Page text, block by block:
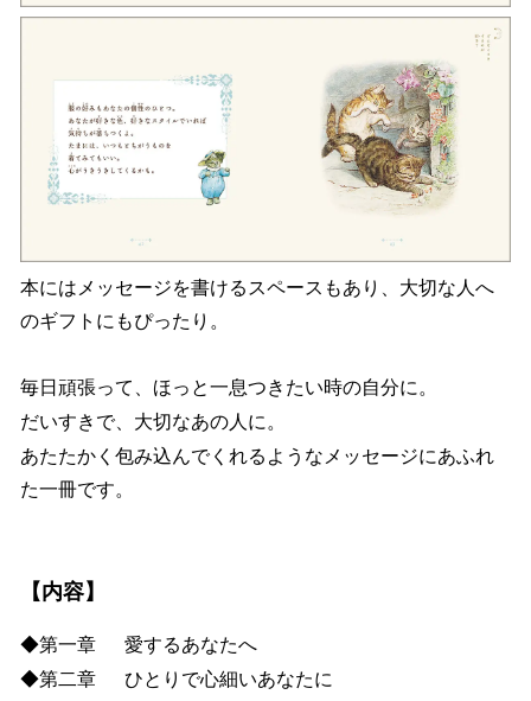
本にはメッセージを書けるスペースもあり、大切な人へ
のギフトにもぴったり。
毎日頑張って、ほっと一息つきたい時の自分に。
だいすきで、大切なあの人に。
あたたかく包み込んでくれるようなメッセージにあふれ
た一冊です。
【内容】
◆第一章 愛するあなたへ
◆第二章 ひとりで心細いあなたに